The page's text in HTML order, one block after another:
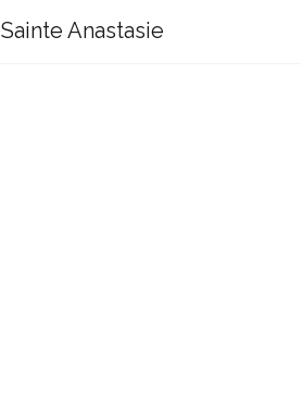
Sainte Anastasie